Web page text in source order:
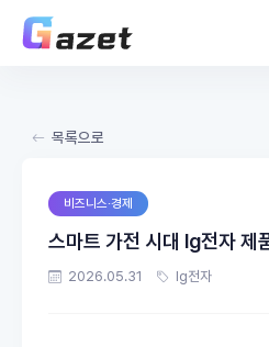
목록으로
비즈니스·경제
스마트 가전 시대 lg전자 제
2026.05.31 lg전자